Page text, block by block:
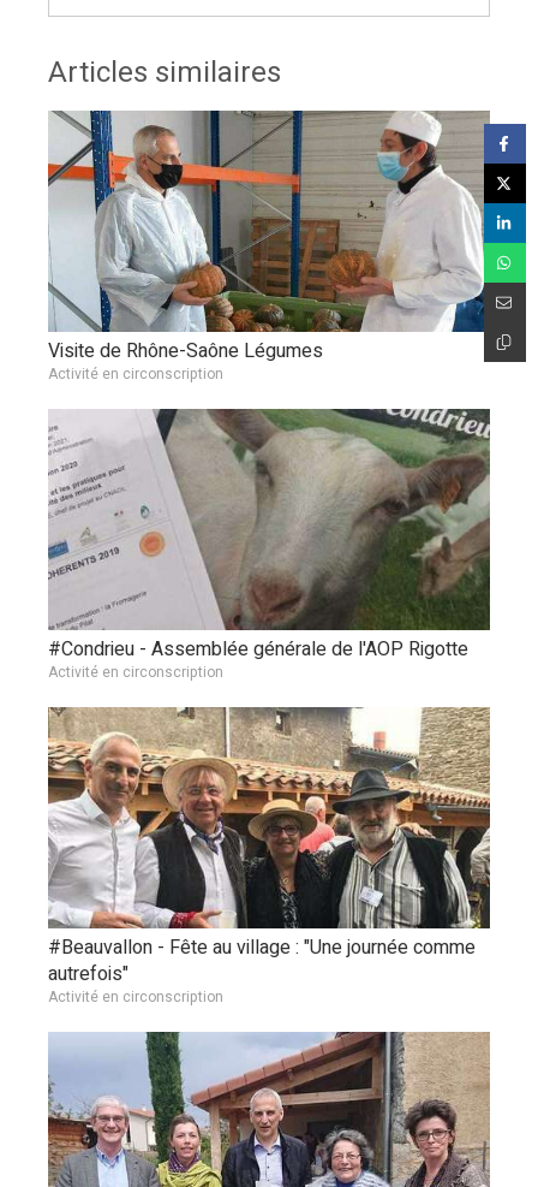
Articles similaires
Visite de Rhône-Saône Légumes
Activité en circonscription
#Condrieu - Assemblée générale de l'AOP Rigotte
Activité en circonscription
#Beauvallon - Fête au village : "Une journée comme
autrefois"
Activité en circonscription